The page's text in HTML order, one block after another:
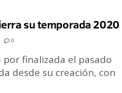
su temporada 2020
0
por finalizada el pasado
desde su creación, con